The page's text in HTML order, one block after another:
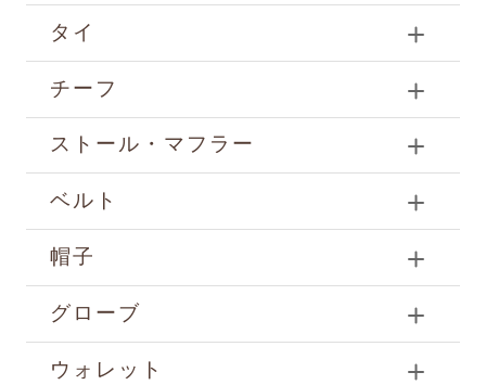
タイ
チーフ
ストール・マフラー
ベルト
帽子
グローブ
ウォレット